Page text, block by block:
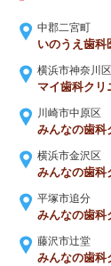
中郡二宮町
いのうえ歯科
横浜市神奈川区
マイ歯科クリ
川崎市中原区
みんなの歯科
横浜市金沢区
みんなの歯科
平塚市追分
みんなの歯科
藤沢市辻堂
みんなの歯科